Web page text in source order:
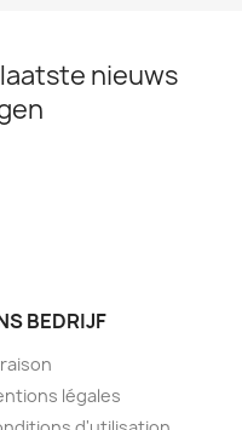
nieuws
BEDRIJF
légales